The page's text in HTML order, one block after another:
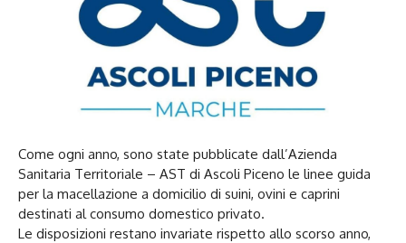
Come ogni anno, sono state pubblicate dall’Azienda
Sanitaria Territoriale – AST di Ascoli Piceno le linee guida
per la macellazione a domicilio di suini, ovini e caprini
destinati al consumo domestico privato.
Le disposizioni restano invariate rispetto allo scorso anno,